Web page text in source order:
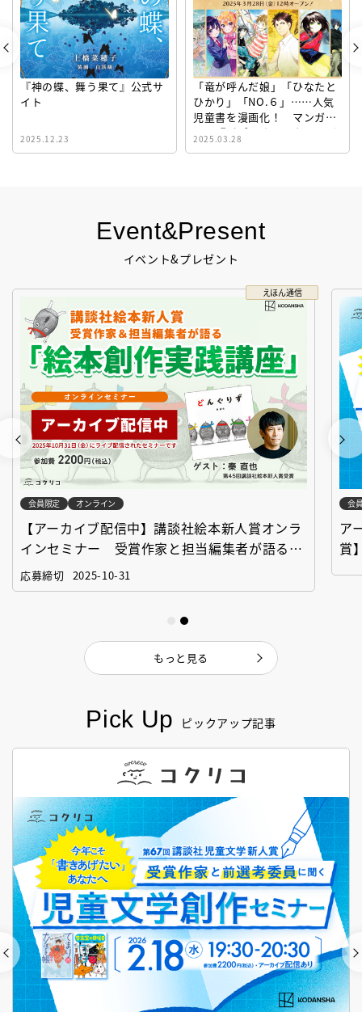
Pick Up ピックアップ記事
Event&Present
イベント&プレゼント
えほん通信
会員限定 オンライン
【アーカイブ配信中】講談社絵本新人賞オンラ
インセミナー 受賞作家と担当編集者が語る
「絵本創作実践講座」
応募締切 2025-10-31
会
ア
賞
もっと見る
『神の蝶、舞う果て』公式サ
イト
2025.12.23
「竜が呼んだ娘」「ひなたと
ひかり」「NO.６」……人気
児童書を漫画化！ マンガサ
イト『ビブリオシリウス』誕
生！
2025.03.28